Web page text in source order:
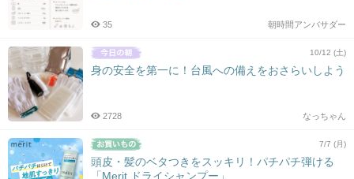
朝時間アンバサダー
35
10/12 (土)
身の安全を第一に！台風への備えをおさらいしよう
なっちゃん
2728
7/7 (月)
頭皮・髪のベタつきをスッキリ！パチパチ弾ける
「Merit ドライシャンプー」